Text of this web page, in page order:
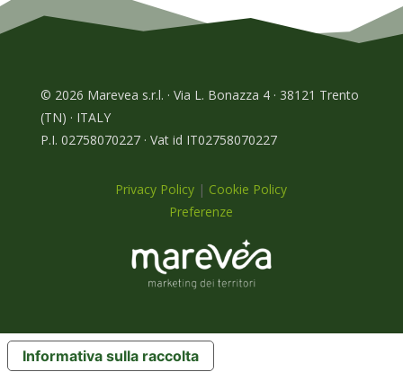
© 2026 Marevea s.r.l. · Via L. Bonazza 4 · 38121 Trento
(TN) · ITALY
P.I. 02758070227 · Vat id IT02758070227
Privacy Policy | Cookie Policy
Preferenze
Informativa sulla raccolta